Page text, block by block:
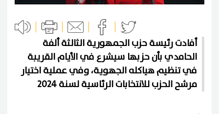
أفادت رئيسة حزب الجمهورية الثالثة ألفة
الحامدي بأن حزبها سيشرع في الأيام القريبة
في تنظيم هياكله الجهوية، وفي عملية اختيار
مرشح الحزب للانتخابات الرئاسية لسنة 2024